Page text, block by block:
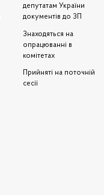
депутатам України
документів до ЗП
Знаходяться на
опрацюванні в
комітетах
Прийняті на поточній
сесії